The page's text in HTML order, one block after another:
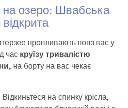
озеро: Швабська
пропливають повз вас у
час круїзу тривалістю
на борту на вас чекає
на спинку крісла,